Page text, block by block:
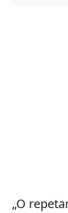
„O